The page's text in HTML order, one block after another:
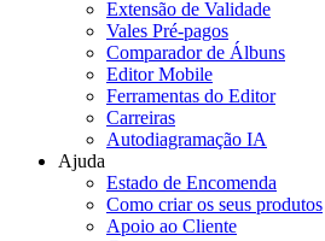
Extensão de Validade
Vales Pré-pagos
Comparador de Álbuns
Editor Mobile
Ferramentas do Editor
Carreiras
Autodiagramação IA
Ajuda
Estado de Encomenda
Como criar os seus produtos
Apoio ao Cliente